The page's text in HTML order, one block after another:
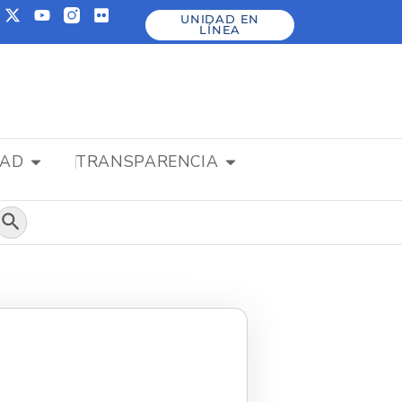
UNIDAD EN
LÍNEA
TRANSPARENCIA
de búsqueda